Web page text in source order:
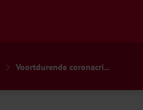
Voortdurende coronacri...